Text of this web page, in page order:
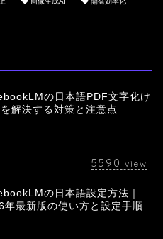
の日本語PDF文字化け
解決する対策と注意点
5590 view
の日本語設定方法｜
年最新版の使い方と設定手順
会社概要